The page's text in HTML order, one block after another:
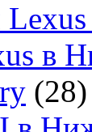
в
(28)